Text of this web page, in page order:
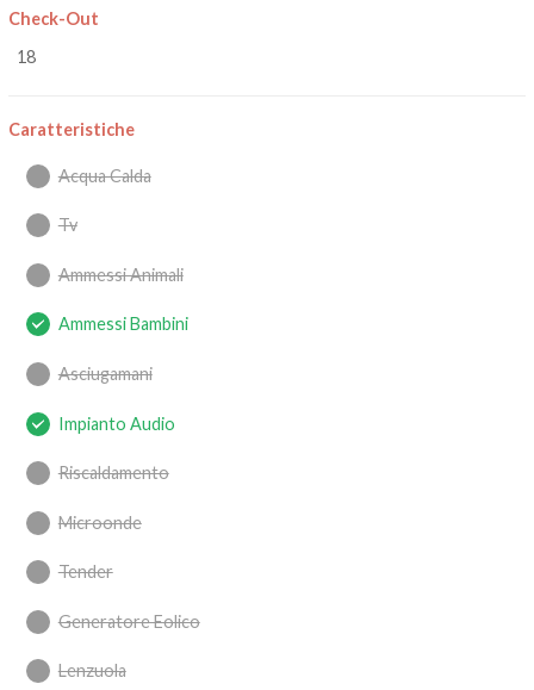
Check-Out
18
Caratteristiche
Acqua Calda
Tv
Ammessi Animali
Ammessi Bambini
Asciugamani
Impianto Audio
Riscaldamento
Microonde
Tender
Generatore Eolico
Lenzuola